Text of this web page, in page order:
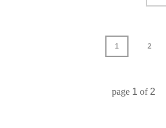
1 2
page 1 of 2